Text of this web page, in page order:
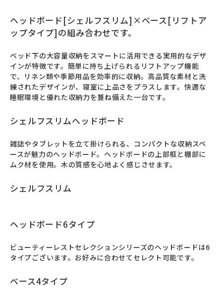
ヘッドボード[シェルフスリム]×ベース[リフトア
ップタイプ]の組み合わせです。
ベッド下の大容量収納をスマートに活用できる実用的なデザ
インが特徴です。簡単に持ち上げられるリフトアップ機能
で、リネン類や季節用品を効率的に収納。高品質な素材と洗
練されたデザインが、寝室に上品さをプラスします。快適な
睡眠環境と優れた収納力を兼ね備えた一台です。
シェルフスリムヘッドボード
雑誌やタブレットを立て掛けられる、コンパクトな収納スペ
ースが魅力のヘッドボード。ヘッドボードの上部框と棚部に
ムク材を使用。木の質感を心地よく感じさせます。
シェルフスリム
ヘッドボード6タイプ
ビューティーレストセレクションシリーズのヘッドボードは6
タイプございます。お好みに合わせてセレクト可能です。
ベース4タイプ